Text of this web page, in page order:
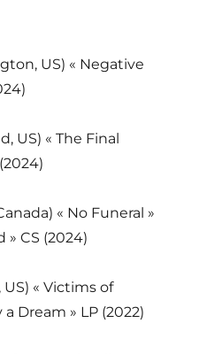
US) « Negative
US) « The Final
« No Funeral »
» CS (2024)
US) « Victims of
Dream » LP (2022)